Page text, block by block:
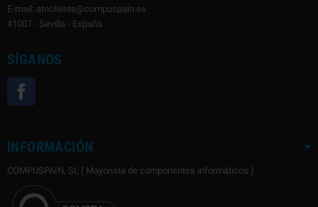
E-mail: atncliente@compuspain.es
41007 - Sevilla - España
SÍGANOS
INFORMACIÓN
COMPUSPAIN, SL ( Mayorista de componentes informáticos )